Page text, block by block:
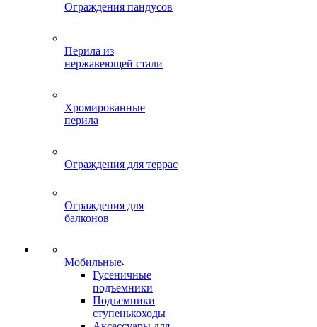
Ограждения пандусов
Перила из
нержавеющей стали
Хромированные
перила
Ограждения для террас
Ограждения для
балконов
Мобильные
Гусеничные
подъемники
Подъемники
ступенькоходы